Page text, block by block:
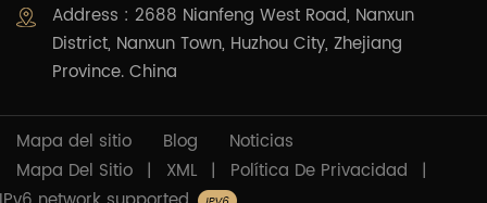
Address : 2688 Nianfeng West Road, Nanxun
District, Nanxun Town, Huzhou City, Zhejiang
Province. China
Mapa del sitio Blog
Noticias
Mapa Del Sitio | XML | Política De Privacidad |